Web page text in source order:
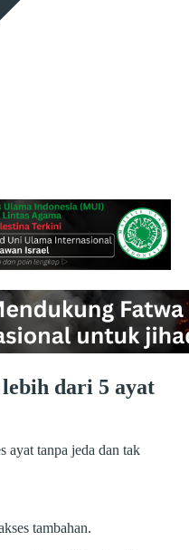
lebih dari 5 ayat
ayat tanpa jeda dan tak
tambahan.